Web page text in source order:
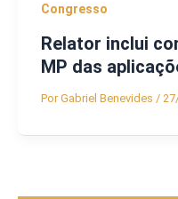
Congresso
Relator inclui
MP das
PorGabriel Benevides /